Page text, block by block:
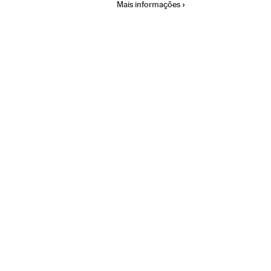
Mais informações